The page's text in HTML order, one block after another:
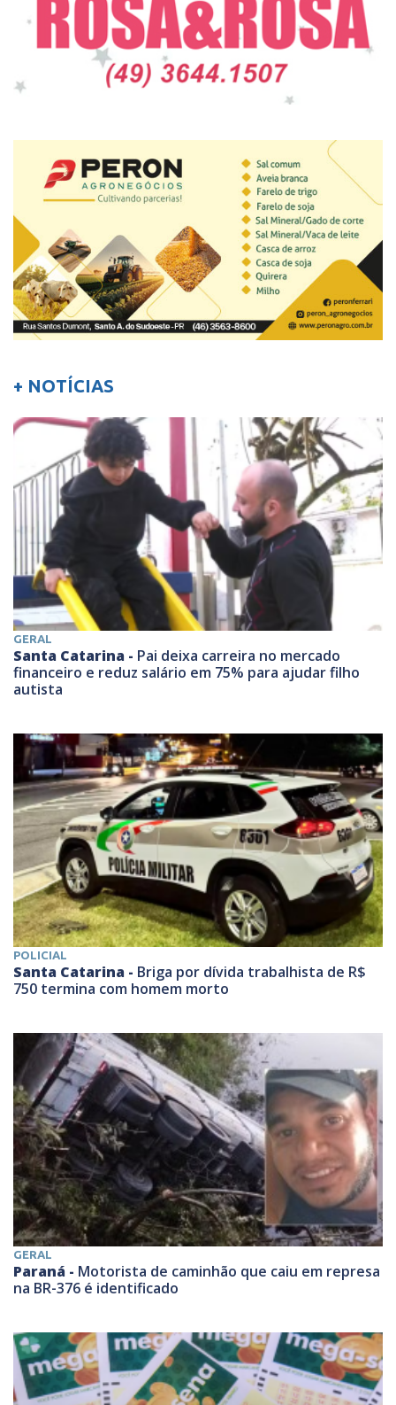
+ NOTÍCIAS
GERAL
Santa Catarina - Pai deixa carreira no mercado
financeiro e reduz salário em 75% para ajudar filho
autista
POLICIAL
Santa Catarina - Briga por dívida trabalhista de R$
750 termina com homem morto
GERAL
Paraná - Motorista de caminhão que caiu em represa
na BR-376 é identificado